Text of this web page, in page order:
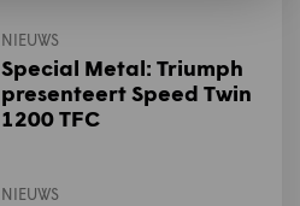
NIEUWS
Special Metal: Triumph
presenteert Speed Twin
1200 TFC
NIEUWS